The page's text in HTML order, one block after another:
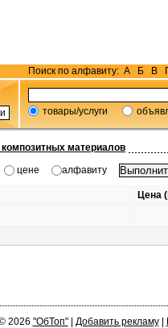
Поиск по алфавиту: А Б В
товары/услуги
материалов
цене алфавиту
Цена
2026 "ОбТоп"| Добавить рекламу|